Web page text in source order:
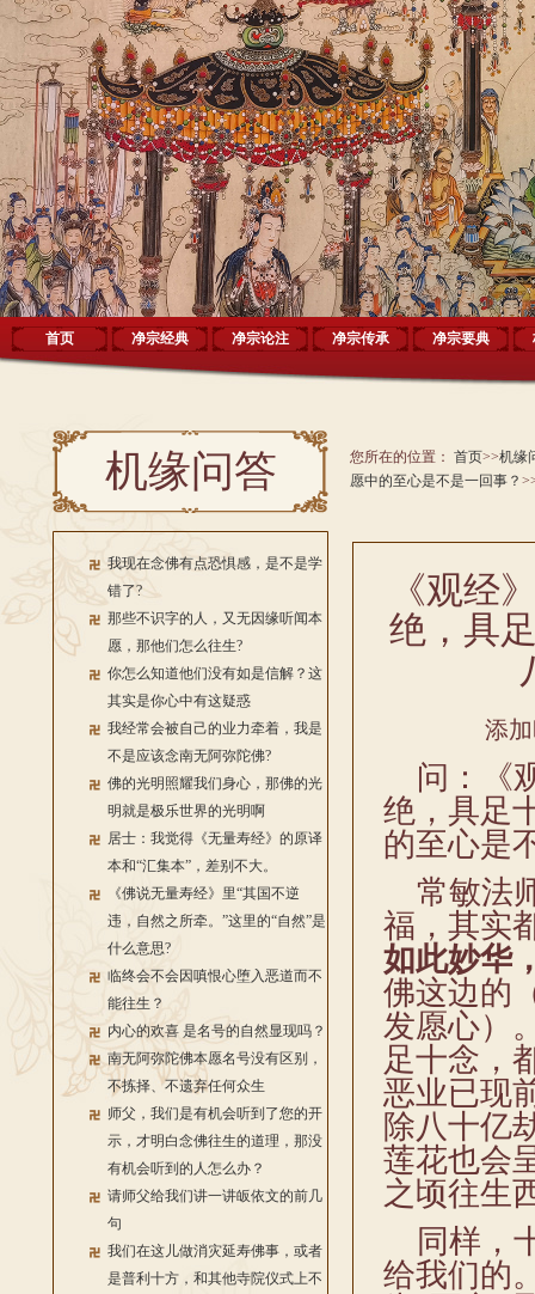
首页 净宗经典 净宗论注 净宗传承 净宗要典
机缘问答
我现在念佛有点恐惧感，是不是学
错了?
那些不识字的人，又无因缘听闻本
愿，那他们怎么往生?
你怎么知道他们没有如是信解？这
其实是你心中有这疑惑
我经常会被自己的业力牵着，我是
不是应该念南无阿弥陀佛?
佛的光明照耀我们身心，那佛的光
明就是极乐世界的光明啊
居士：我觉得《无量寿经》的原译
本和“汇集本”，差别不大。
《佛说无量寿经》里“其国不逆
违，自然之所牵。”这里的“自然”是
什么意思?
临终会不会因嗔恨心堕入恶道而不
能往生？
内心的欢喜 是名号的自然显现吗？
南无阿弥陀佛本愿名号没有区别，
不拣择、不遗弃任何众生
师父，我们是有机会听到了您的开
示，才明白念佛往生的道理，那没
有机会听到的人怎么办？
请师父给我们讲一讲皈依文的前几
句
我们在这儿做消灾延寿佛事，或者
是普利十方，和其他寺院仪式上不
您所在的位置： 首页>>机缘
愿中的至心是不是一回事？
《观经
绝，具
添
问：《
绝，具足
的至心是
常敏法
福，其实
如此妙华
佛这边的
发愿心）
足十念，
恶业已现
除八十亿
莲花也会
之顷往生
同样，
给我们的